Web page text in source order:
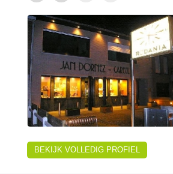
BEKIJK VOLLEDIG PROFIEL